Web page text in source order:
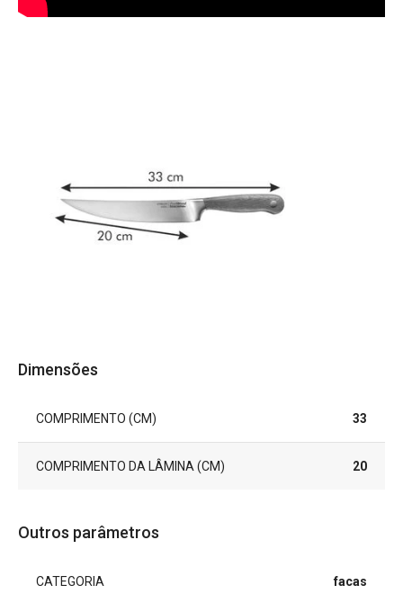
Dimensões
COMPRIMENTO (CM) 33
COMPRIMENTO DA LÂMINA (CM) 20
Outros parâmetros
CATEGORIA facas